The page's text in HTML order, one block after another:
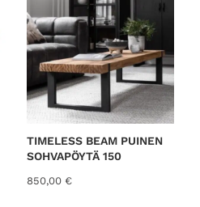
TIMELESS BEAM PUINEN
SOHVAPÖYTÄ 150
850,00 €